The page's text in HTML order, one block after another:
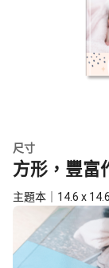
尺寸
方形，豐富
主題本｜14.6 x